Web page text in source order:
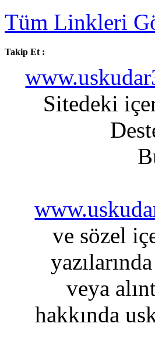
Tüm Linkleri
Takip Et :
Sitedeki
ve sözel
veya
hakkında